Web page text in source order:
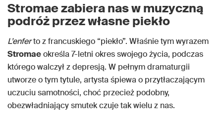
Stromae zabiera nas w muzyczną
podróż przez własne piekło
L’enferto z francuskiego “piekło”. Właśnie tym wyrazem
Stromaeokreśla 7-letni okres swojego życia, podczas
którego walczył z depresją. W pełnym dramaturgii
utworze o tym tytule, artysta śpiewa o przytłaczającym
uczuciu samotności, choć przecież podobny,
obezwładniający smutek czuje tak wielu z nas.